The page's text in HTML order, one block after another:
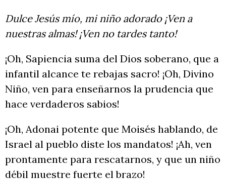
Dulce Jesús mío, mi niño adorado ¡Ven a
nuestras almas! ¡Ven no tardes tanto!
¡Oh, Sapiencia suma del Dios soberano, que a
infantil alcance te rebajas sacro! ¡Oh, Divino
Niño, ven para enseñarnos la prudencia que
hace verdaderos sabios!
¡Oh, Adonai potente que Moisés hablando, de
Israel al pueblo diste los mandatos! ¡Ah, ven
prontamente para rescatarnos, y que un niño
débil muestre fuerte el brazo!